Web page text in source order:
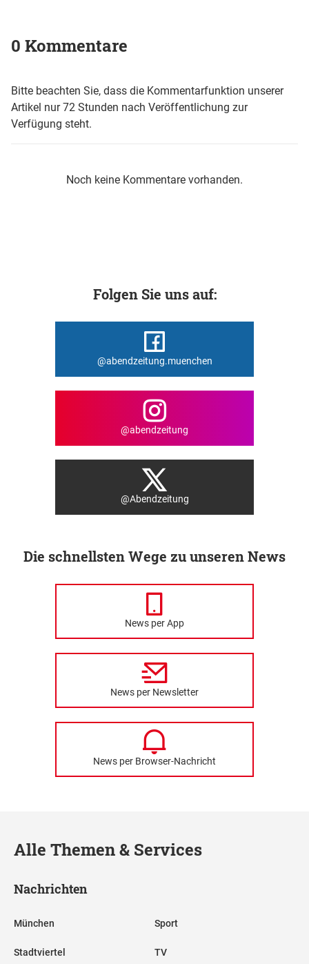
0 Kommentare
Bitte beachten Sie, dass die Kommentarfunktion unserer
Artikel nur 72 Stunden nach Veröffentlichung zur
Verfügung steht.
Noch keine Kommentare vorhanden.
Folgen Sie uns auf:
@abendzeitung.muenchen
@abendzeitung
@Abendzeitung
Die schnellsten Wege zu unseren News
News per App
News per Newsletter
News per Browser-Nachricht
Alle Themen & Services
Nachrichten
München
Stadtviertel
Sport
TV